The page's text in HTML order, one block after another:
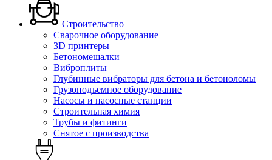
Строительство
Сварочное оборудование
3D принтеры
Бетономешалки
Виброплиты
Глубинные вибраторы для бетона и бетоноломы
Грузоподъемное оборудование
Насосы и насосные станции
Строительная химия
Трубы и фитинги
Снятое с производства